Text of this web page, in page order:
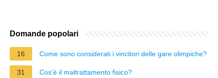
Domande popolari
16 Come sono considerati i vincitori delle gare olimpiche?
31 Cos'è il maltrattamento fisico?